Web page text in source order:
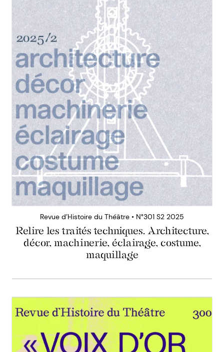
Revue d’Histoire du Théâtre • N°301 S2 2025
Relire les traités techniques. Architecture,
décor, machinerie, éclairage, costume,
maquillage